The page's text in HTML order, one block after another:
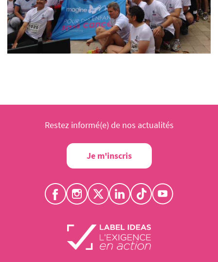
Restez informé(e) de nos actualités
Je m'inscris